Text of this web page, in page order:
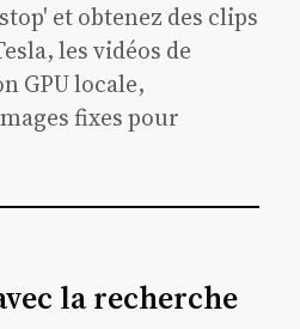
et obtenez des clips
les vidéos de
GPU locale,
fixes pour
la recherche